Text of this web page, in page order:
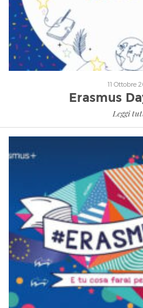
Leggi
11 Ottobre
Erasmus
Leggi